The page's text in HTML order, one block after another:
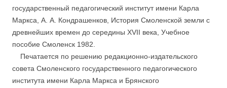
государственный педагогический институт имени Карла
Маркса, А. А. Кондрашенков, История Смоленской земли с
древнейших времен до середины XVII века, Учебное
пособие Смоленск 1982.
Печатается по решению редакционно-издательского
совета Смоленского государственного педагогического
института имени Карла Маркса и Брянского